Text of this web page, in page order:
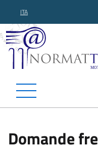
ITA
Domande